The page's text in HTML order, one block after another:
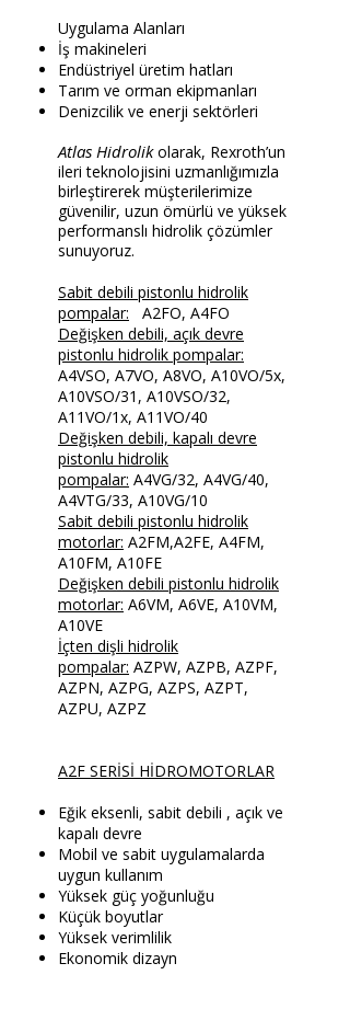
Uygulama Alanları
İş makineleri
Endüstriyel üretim hatları
Tarım ve orman ekipmanları
Denizcilik ve enerji sektörleri
Atlas Hidrolikolarak, Rexroth’un
ileri teknolojisini uzmanlığımızla
birleştirerek müşterilerimize
güvenilir, uzun ömürlü ve yüksek
performanslı hidrolik çözümler
sunuyoruz.
Sabit debili pistonlu hidrolik
pompalar: A2FO, A4FO
Değişken debili, açık devre
pistonlu hidrolik pompalar:
A4VSO, A7VO, A8VO, A10VO/5x,
A10VSO/31, A10VSO/32,
A11VO/1x, A11VO/40
Değişken debili, kapalı devre
pistonlu hidrolik
pompalar: A4VG/32, A4VG/40,
A4VTG/33, A10VG/10
Sabit debili pistonlu hidrolik
motorlar: A2FM,A2FE, A4FM,
A10FM, A10FE
Değişken debili pistonlu hidrolik
motorlar: A6VM, A6VE, A10VM,
A10VE
İçten dişli hidrolik
pompalar: AZPW, AZPB, AZPF,
AZPN, AZPG, AZPS, AZPT,
AZPU, AZPZ​​
A2F SERİSİ HİDROMOTORLAR
Eğik eksenli, sabit debili , açık ve
kapalı devre
Mobil ve sabit uygulamalarda
uygun kullanım
Yüksek güç yoğunluğu
Küçük boyutlar
Yüksek verimlilik
Ekonomik dizayn